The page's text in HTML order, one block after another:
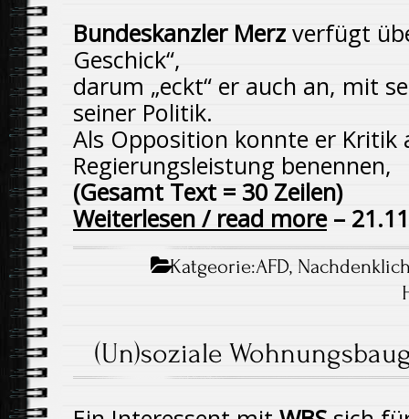
Bundeskanzler Merz verfügt
Geschick“,
darum „eckt“ er auch an, mit
seiner Politik.
Als Opposition konnte er Kritik
Regierungsleistung benennen,
(Gesamt Text = 30 Zeilen)
Weiterlesen / read more–
Katgeorie:AFD,
(Un)soziale